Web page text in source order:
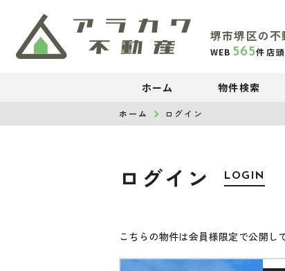
堺市堺区の
WEB 565件 店頭
ホーム 物件検索
ホーム ログイン
ログイン LOGIN
こちらの物件は会員様限定で公開し